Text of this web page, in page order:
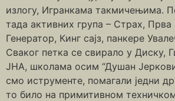
излогу, Игранкама такмичењима.
тада активних група – Страх,
Генератор, Кинг сајз, панкере
Сваког петка се свирало у Диску,
ЈНА, школама осим “Душан
смо иструменте, помагали једни
то било на примитивном